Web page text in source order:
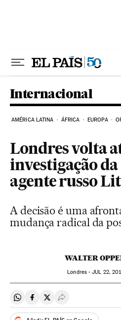
Internacional
AMÉRICA LATINA ÁFRICA EUROPA
Londres volta
investigação
agente russo
A decisão é uma
mudança radical da
WALTER
Londres -JUL 22,
Compartir en Whatsapp
Compartir en Facebook
Compartir en Twitter
Desplegar Redes